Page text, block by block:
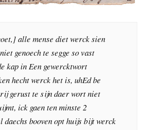
alle mense diet werck sien
genoech te segge so vast
kap in Een gewercktwort
hecht werck het is, uhEd be
gerust te sijn daer wort niet
ick gaen ten minste 2
daechs booven opt huijs bijt werck